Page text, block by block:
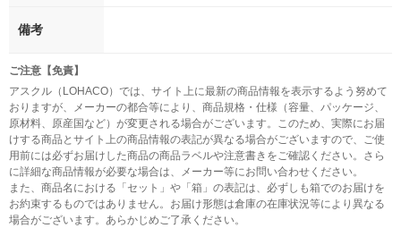
備考
ご注意【免責】
アスクル（LOHACO）では、サイト上に最新の商品情報を表示するよう努めて
おりますが、メーカーの都合等により、商品規格・仕様（容量、パッケージ、
原材料、原産国など）が変更される場合がございます。このため、実際にお届
けする商品とサイト上の商品情報の表記が異なる場合がございますので、ご使
用前には必ずお届けした商品の商品ラベルや注意書きをご確認ください。さら
に詳細な商品情報が必要な場合は、メーカー等にお問い合わせください。
また、商品名における「セット」や「箱」の表記は、必ずしも箱でのお届けを
お約束するものではありません。お届け形態は倉庫の在庫状況等により異なる
場合がございます。あらかじめご了承ください。